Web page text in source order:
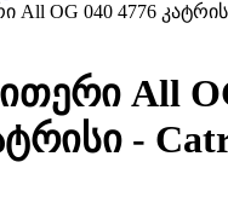
All OG 040 4776
All
-